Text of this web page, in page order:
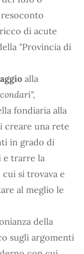
resoconto
di acute
"Provincia di
alla
",
fondiaria alla
creare una rete
in grado di
e trarre la
si trovava e
al meglio le
della
sugli argomenti